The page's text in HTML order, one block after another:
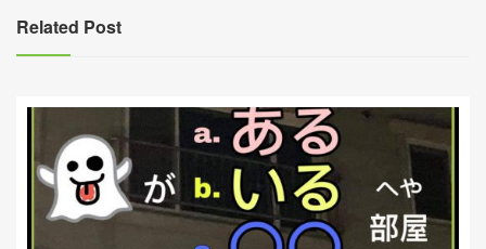
覽
Related Post